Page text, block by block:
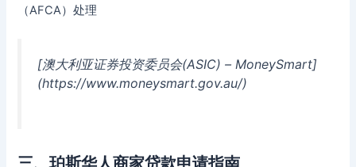
（AFCA）处理
[澳大利亚证券投资委员会(ASIC) – MoneySmart]
(https://www.moneysmart.gov.au/)
三、珀斯华人商家贷款申请指南